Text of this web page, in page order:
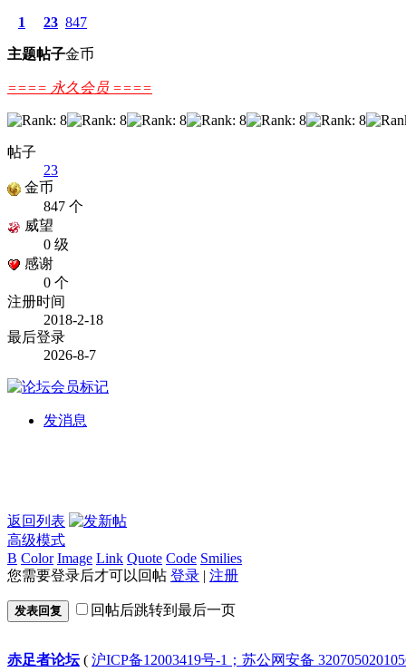
1
主题
23
帖子
847
金币
==== 永久会员 ====
帖子
23
金币
847 个
威望
0 级
感谢
0 个
注册时间
2018-2-18
最后登录
2026-8-7
发消息
返回列表
高级模式
B Color Image Link Quote Code Smilies
您需要登录后才可以回帖 登录 | 注册
发表回复 回帖后跳转到最后一页
赤足者论坛( 沪ICP备12003419号-1；苏公网安备